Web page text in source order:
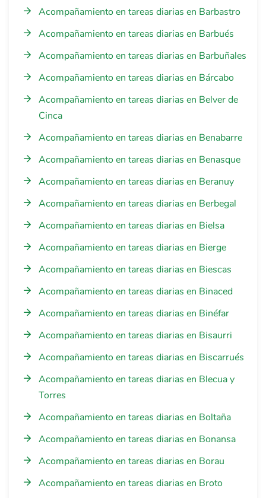
Acompañamiento en tareas diarias en Barbastro
Acompañamiento en tareas diarias en Barbués
Acompañamiento en tareas diarias en Barbuñales
Acompañamiento en tareas diarias en Bárcabo
Acompañamiento en tareas diarias en Belver de
Cinca
Acompañamiento en tareas diarias en Benabarre
Acompañamiento en tareas diarias en Benasque
Acompañamiento en tareas diarias en Beranuy
Acompañamiento en tareas diarias en Berbegal
Acompañamiento en tareas diarias en Bielsa
Acompañamiento en tareas diarias en Bierge
Acompañamiento en tareas diarias en Biescas
Acompañamiento en tareas diarias en Binaced
Acompañamiento en tareas diarias en Binéfar
Acompañamiento en tareas diarias en Bisaurri
Acompañamiento en tareas diarias en Biscarrués
Acompañamiento en tareas diarias en Blecua y
Torres
Acompañamiento en tareas diarias en Boltaña
Acompañamiento en tareas diarias en Bonansa
Acompañamiento en tareas diarias en Borau
Acompañamiento en tareas diarias en Broto